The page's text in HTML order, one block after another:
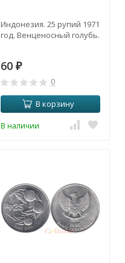
Индонезия. 25 рупий 1971
год. Венценосный голубь.
60 ₽
0
В корзину
В наличии